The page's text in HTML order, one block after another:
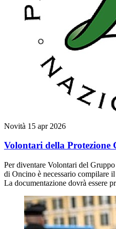
Novità 15 apr 2026
Volontari della Protezione
Per diventare Volontari del
di Oncino è necessario compilare
La documentazione dovrà essere